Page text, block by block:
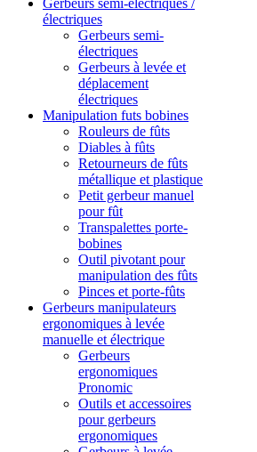
Gerbeurs semi-électriques /
électriques
Gerbeurs semi-
électriques
Gerbeurs à levée et
déplacement
électriques
Manipulation futs bobines
Rouleurs de fûts
Diables à fûts
Retourneurs de fûts
métallique et plastique
Petit gerbeur manuel
pour fût
Transpalettes porte-
bobines
Outil pivotant pour
manipulation des fûts
Pinces et porte-fûts
Gerbeurs manipulateurs
ergonomiques à levée
manuelle et électrique
Gerbeurs
ergonomiques
Pronomic
Outils et accessoires
pour gerbeurs
ergonomiques